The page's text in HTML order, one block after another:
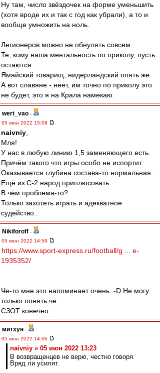
Ну там, число звёздочек на форме уменьшить
(хотя вроде их и так с год как убрали), а то и
вообще умножить на ноль.
Легионеров можно не обнулять совсем.
Те, кому наша ментальность по приколу, пусть
остаются.
Ямайский товарищ, нидерландский опять же.
А вот славяне - неет, им точно по приколу это
не будет, это я на Крала намекаю.
wert_vao -
05 июн 2022 15:08
naivniy
Мля!
У нас в любую линию 1,5 заменяющего есть.
Причём такого что игры особо не испортит.
Оказывается глубина состава-то нормальная.
Ещё из С-2 народ приплюсовать.
В чём проблема-то?
Только захотеть играть и адекватное
судейство..
Nikiforoff -
05 июн 2022 14:59
https://www.sport-express.ru/football/g ... e-
1935352/
Че-то мне это напоминает очень :-D.Не могу
только понять че.
СЗОТ конечно.
митхун -
05 июн 2022 14:06
naivniy » 05 июн 2022 13:23
В возвращенцев не верю, честно говоря.
Вряд ли усилят.